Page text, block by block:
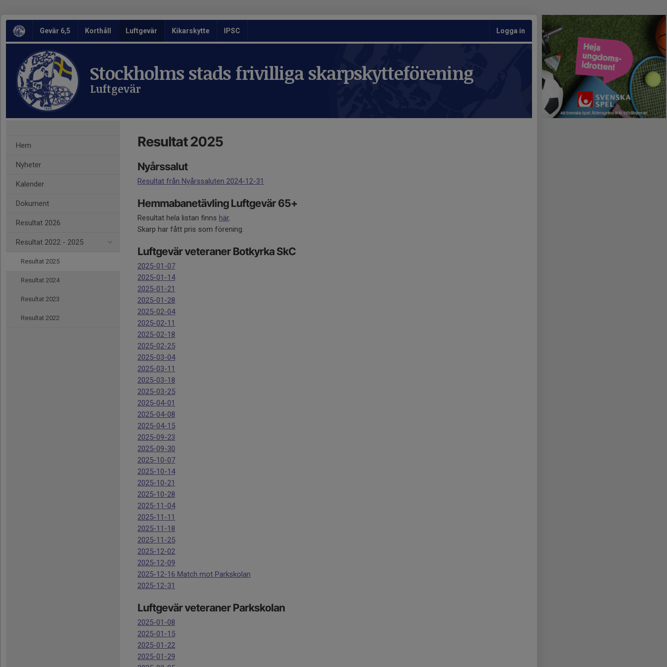
Gevär 6,5 Korthåll Luftgevär Kikarskytte IPSC Logga in
Stockholms stads frivilliga skarpskytteförening
Luftgevär
Hem
Nyheter
Kalender
Dokument
Resultat 2026
Resultat 2022 - 2025
Resultat 2025
Resultat 2024
Resultat 2023
Resultat 2022
Resultat 2025
Nyårssalut
Resultat från Nyårssaluten 2024-12-31
Hemmabanetävling Luftgevär 65+
Resultat hela listan finns här.
Skarp har fått pris som förening.
Luftgevär veteraner Botkyrka SkC
2025-01-07
2025-01-14
2025-01-21
2025-01-28
2025-02-04
2025-02-11
2025-02-18
2025-02-25
2025-03-04
2025-03-11
2025-03-18
2025-03-25
2025-04-01
2025-04-08
2025-04-15
2025-09-23
2025-09-30
2025-10-07
2025-10-14
2025-10-21
2025-10-28
2025-11-04
2025-11-11
2025-11-18
2025-11-25
2025-12-02
2025-12-09
2025-12-16 Match mot Parkskolan
2025-12-31
Luftgevär veteraner Parkskolan
2025-01-08
2025-01-15
2025-01-22
2025-01-29